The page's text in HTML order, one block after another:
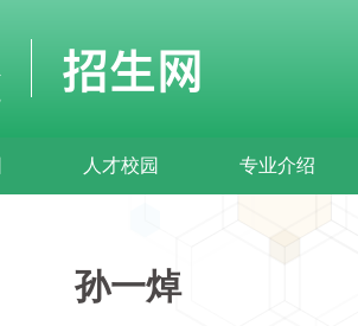
人才校园 专业介绍
孙一焯